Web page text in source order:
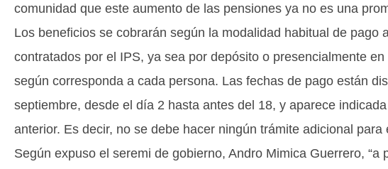
comunidad que este aumento de las pensiones ya no es una
Los beneficios se cobrarán según la modalidad habitual de pago
contratados por el IPS, ya sea por depósito o presencialmente
según corresponda a cada persona. Las fechas de pago están
septiembre, desde el día 2 hasta antes del 18, y aparece
anterior. Es decir, no se debe hacer ningún trámite adicional para
Según expuso el seremi de gobierno, Andro Mimica Guerrero, “a